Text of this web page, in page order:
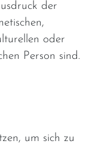
der
oder
Person sind.
um sich zu